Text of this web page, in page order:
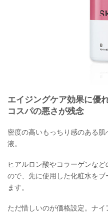
エイジングケア効果に優
コスパの悪さが残念
密度の高いもっちり感のある
液。
ヒアルロン酸やコラーゲンな
ので、先に使用した化粧水を
ます。
ただ惜しいのが価格設定。ナ